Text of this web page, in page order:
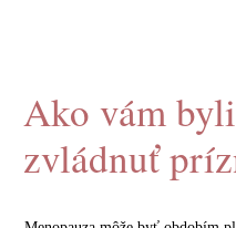
Ako vám
zvládnuť